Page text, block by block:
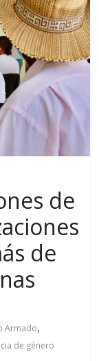
de
de
Armado,
de género